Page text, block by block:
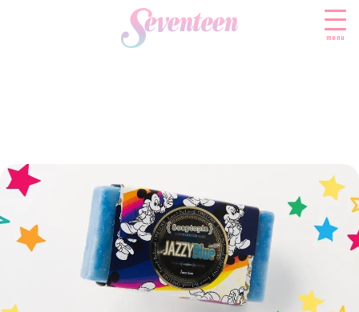
menu
FASHION
ファッションニュース
モデル私服
着回し
BEAUTY
ビューティニュース
トレンドメイク
ベストコスメ
ヘアアレンジ・ヘアケア
SCHOOL
スクールニュース
制服コーデ
ENTERTAINMENT
エンタメニュース
LIFESTYLE